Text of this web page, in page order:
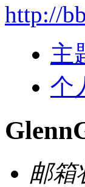
http://
主
个
邮箱